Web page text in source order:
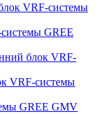
VRF-системы
GREE
блок VRF-
VRF-системы
GREE GMV